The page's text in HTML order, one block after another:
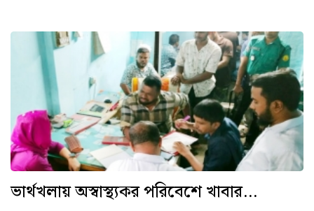
ভার্থখলায় অস্বাস্থ্যকর পরিবেশে খাবার...